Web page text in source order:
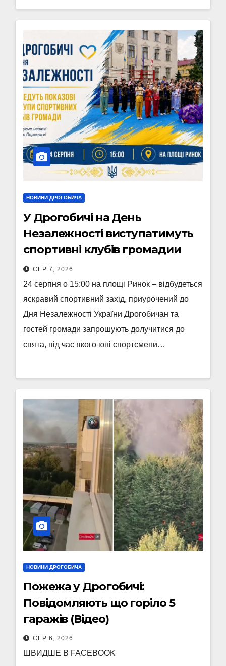
НОВИНИ ДРОГОБИЧА
У Дрогобичі на День
Незалежності виступатимуть
спортивні клубів громадии
СЕР 7, 2026
24 серпня о 15:00 на площі Ринок – відбудеться
яскравий спортивний захід, приурочений до
Дня Незалежності України Дрогобичан та
гостей громади запрошують долучитися до
свята, під час якого юні спортсмени…
НОВИНИ ДРОГОБИЧА
Пожежа у Дрогобичі:
Повідомляють що горіло 5
гаражів (Відео)
СЕР 6, 2026
ШВИДШЕ В FACEBOOK